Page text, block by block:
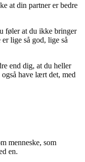
at din partner er bedre
føler at du ikke bringer
lige så god, lige så
end dig, at du heller
have lært det, med
menneske, som
en.